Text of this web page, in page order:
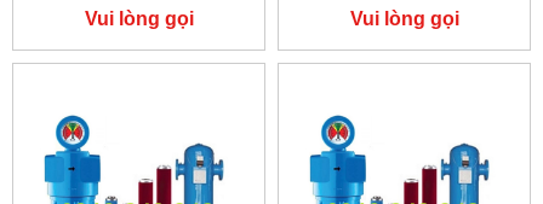
Vui lòng gọi Vui lòng gọi